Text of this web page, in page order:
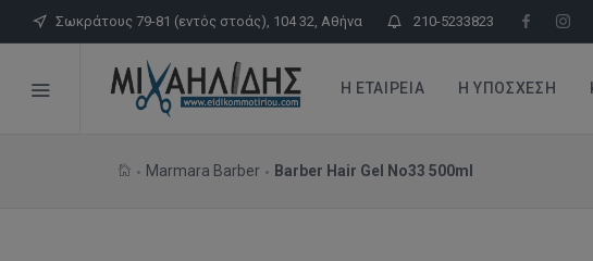
Σωκράτους 79-81 (εντός στοάς), 104 32, Αθήνα 210-5233823
Η ΕΤΑΙΡΕΊΑ Η ΥΠΌΣΧΕΣΗ
Marmara Barber Barber Hair Gel No33 500ml